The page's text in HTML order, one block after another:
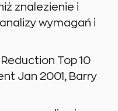
znalezienie i
wymagań i
Top 10
Jan 2001, Barry